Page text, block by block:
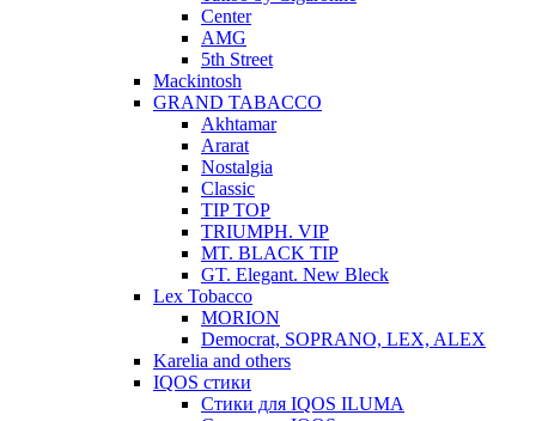
Center
AMG
5th Street
Mackintosh
GRAND TABACCO
Akhtamar
Ararat
Nostalgia
Classic
TIP TOP
TRIUMPH. VIP
MT. BLACK TIP
GT. Elegant. New Bleck
Lex Tobacco
MORION
Democrat, SOPRANO, LEX, ALEX
Karelia and others
IQOS стики
Стики для IQOS ILUMA